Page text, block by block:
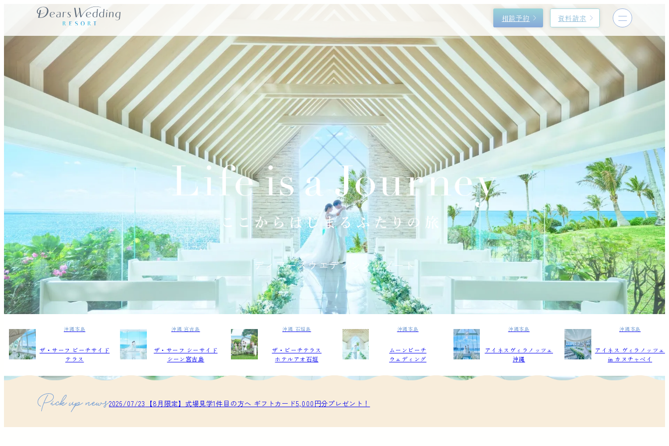
を
ス
相談予約 資料請求
ディアーズウエディングリゾート
沖縄本島
ザ・サーフ ビーチサイド
テラス
沖縄 宮古島
ザ・サーフ シーサイド
シーン宮古島
沖縄 石垣島
ザ・ビーチテラス
ホテルアオ石垣
沖縄本島
ムーンビーチ
ウェディング
沖縄本島
アイネスヴィラノッツェ
沖縄
沖縄本島
アイネス ヴィラノッツェ
in カヌチャベイ
2026/07/23 【8月限定】式場見学1件目の方へ ギフトカード5,000円分プレゼント！